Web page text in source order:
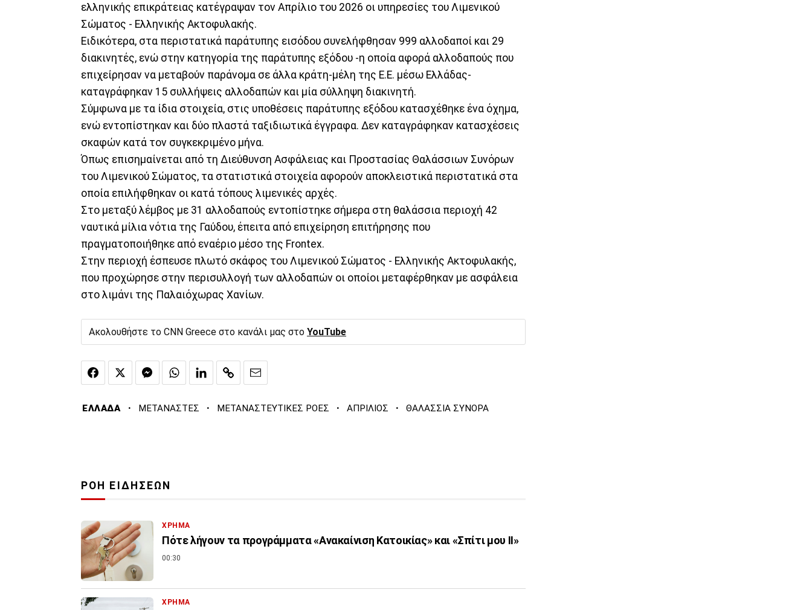
ελληνικής επικράτειας κατέγραψαν τον Απρίλιο του 2026 οι υπηρεσίες του Λιμενικού
Σώματος - Ελληνικής Ακτοφυλακής.
Ειδικότερα, στα περιστατικά παράτυπης εισόδου συνελήφθησαν 999 αλλοδαποί και 29
διακινητές, ενώ στην κατηγορία της παράτυπης εξόδου -η οποία αφορά αλλοδαπούς που
επιχείρησαν να μεταβούν παράνομα σε άλλα κράτη-μέλη της Ε.Ε. μέσω Ελλάδας-
καταγράφηκαν 15 συλλήψεις αλλοδαπών και μία σύλληψη διακινητή.
Σύμφωνα με τα ίδια στοιχεία, στις υποθέσεις παράτυπης εξόδου κατασχέθηκε ένα όχημα,
ενώ εντοπίστηκαν και δύο πλαστά ταξιδιωτικά έγγραφα. Δεν καταγράφηκαν κατασχέσεις
σκαφών κατά τον συγκεκριμένο μήνα.
Όπως επισημαίνεται από τη Διεύθυνση Ασφάλειας και Προστασίας Θαλάσσιων Συνόρων
του Λιμενικού Σώματος, τα στατιστικά στοιχεία αφορούν αποκλειστικά περιστατικά στα
οποία επιλήφθηκαν οι κατά τόπους λιμενικές αρχές.
Στο μεταξύ λέμβος με 31 αλλοδαπούς εντοπίστηκε σήμερα στη θαλάσσια περιοχή 42
ναυτικά μίλια νότια της Γαύδου, έπειτα από επιχείρηση επιτήρησης που
πραγματοποιήθηκε από εναέριο μέσο της Frontex.
Στην περιοχή έσπευσε πλωτό σκάφος του Λιμενικού Σώματος - Ελληνικής Ακτοφυλακής,
που προχώρησε στην περισυλλογή των αλλοδαπών οι οποίοι μεταφέρθηκαν με ασφάλεια
στο λιμάνι της Παλαιόχωρας Χανίων.
Ακολουθήστε το CNN Greece στο κανάλι μας στο YouTube
ΕΛΛΑΔΑ · ΜΕΤΑΝΑΣΤΕΣ · ΜΕΤΑΝΑΣΤΕΥΤΙΚΕΣ ΡΟΕΣ · ΑΠΡΙΛΙΟΣ · ΘΑΛΑΣΣΙΑ ΣΥΝΟΡΑ
ΡΟΗ ΕΙΔΗΣΕΩΝ
ΧΡΗΜΑ
Πότε λήγουν τα προγράμματα «Ανακαίνιση Κατοικίας» και «Σπίτι μου ΙΙ»
00:30
ΧΡΗΜΑ